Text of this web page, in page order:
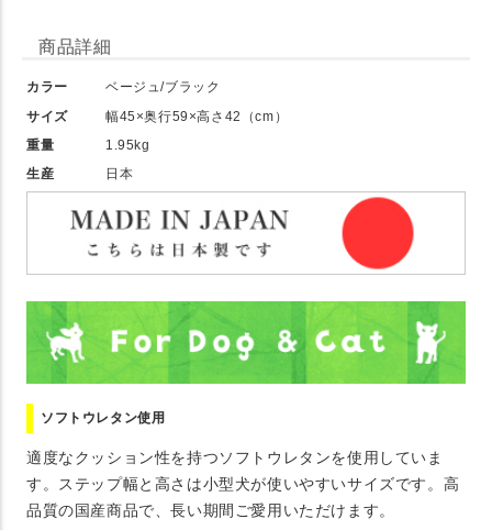
商品詳細
カラー
ベージュ/ブラック
サイズ
幅45×奥行59×高さ42（cm）
重量
1.95kg
生産
日本
ソフトウレタン使用
適度なクッション性を持つソフトウレタンを使用していま
す。ステップ幅と高さは小型犬が使いやすいサイズです。高
品質の国産商品で、長い期間ご愛用いただけます。